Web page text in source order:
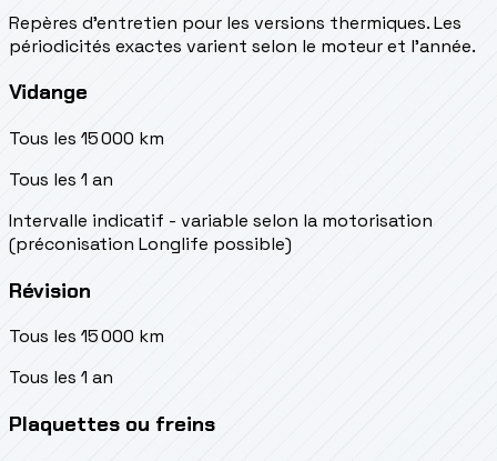
Repères d’entretien pour les versions thermiques. Les
périodicités exactes varient selon le moteur et l’année.
Vidange
Tous les 15 000 km
Tous les 1 an
Intervalle indicatif - variable selon la motorisation
(préconisation Longlife possible)
Révision
Tous les 15 000 km
Tous les 1 an
Plaquettes ou freins